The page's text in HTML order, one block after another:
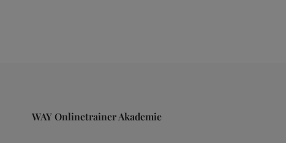
WAY Onlinetrainer Akademie